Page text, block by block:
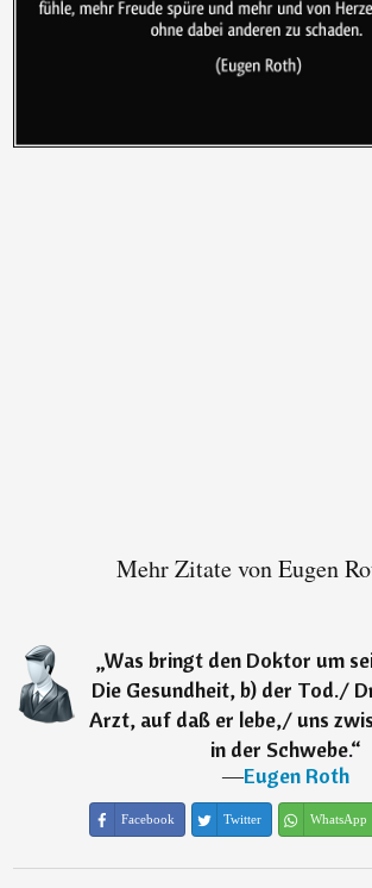
Mehr Zitate von Eugen
„Was bringt den Doktor um
Die Gesundheit, b) der Tod./
Arzt, auf daß er lebe,/ uns
in der Schwebe.“
―Eugen Roth
Facebook Twitter WhatsApp